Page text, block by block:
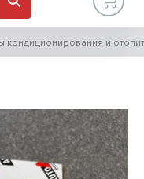
кондиционирования и